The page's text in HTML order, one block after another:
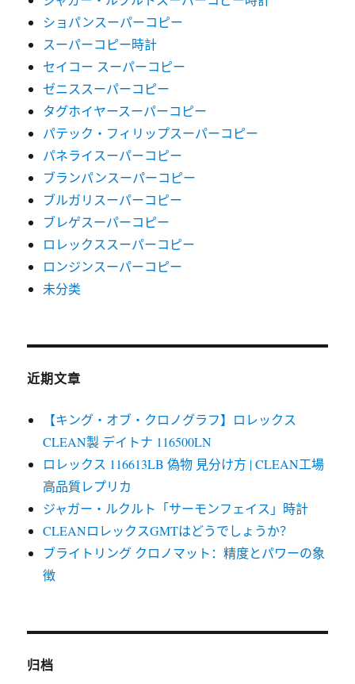
ショパンスーパーコピー
スーパーコピー時計
セイコー スーパーコピー
ゼニススーパーコピー
タグホイヤースーパーコピー
パテック・フィリップスーパーコピー
パネライスーパーコピー
ブランパンスーパーコピー
ブルガリスーパーコピー
ブレゲスーパーコピー
ロレックススーパーコピー
ロンジンスーパーコピー
未分类
近期文章
【キング・オブ・クロノグラフ】ロレックス
CLEAN製 デイトナ 116500LN
ロレックス 116613LB 偽物 見分け方 | CLEAN工場
高品質レプリカ
ジャガー・ルクルト「サーモンフェイス」時計
CLEANロレックスGMTはどうでしょうか？
ブライトリング クロノマット：精度とパワーの象
徴
归档